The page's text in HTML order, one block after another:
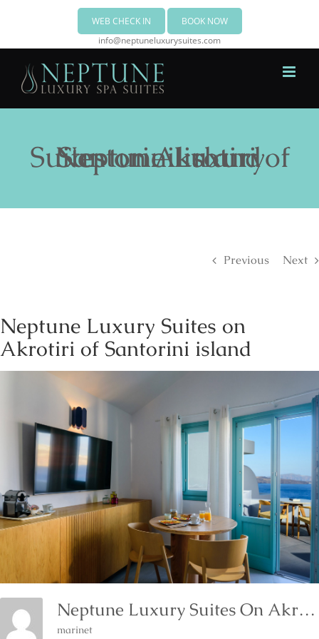
WEB CHECK IN
BOOK NOW
info@neptuneluxurysuites.com
Neptune Luxury Suites on Akrotiri of Santorini island
Previous Next
Neptune Luxury Suites on
Akrotiri of Santorini island
Neptune Luxury Suites On Akrotiri Of Santorini Island
marinet